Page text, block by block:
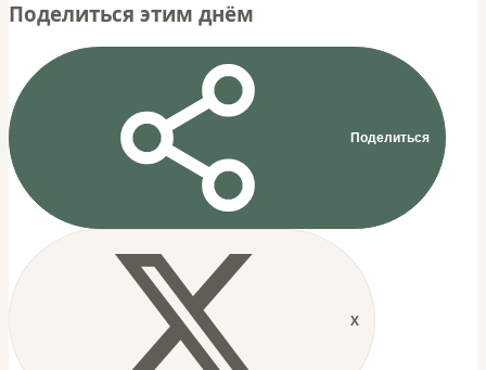
Поделиться этим днём
Поделиться
X